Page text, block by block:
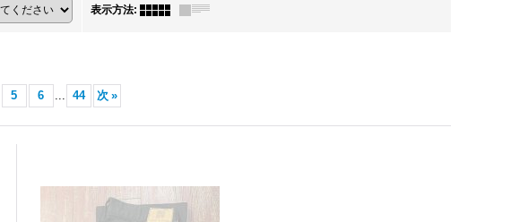
表示方法:
5 6 ... 44 次 »